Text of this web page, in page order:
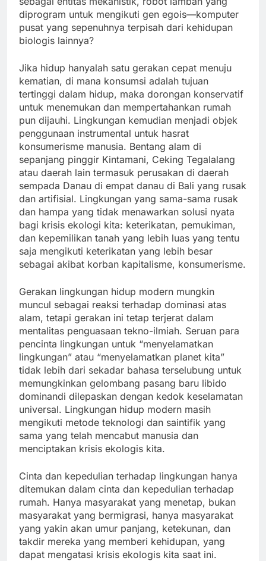
diprogram untuk mengikuti gen egois—komputer
pusat yang sepenuhnya terpisah dari kehidupan
biologis lainnya?
Jika hidup hanyalah satu gerakan cepat menuju
kematian, di mana konsumsi adalah tujuan
tertinggi dalam hidup, maka dorongan konservatif
untuk menemukan dan mempertahankan rumah
pun dijauhi. Lingkungan kemudian menjadi objek
penggunaan instrumental untuk hasrat
konsumerisme manusia. Bentang alam di
sepanjang pinggir Kintamani, Ceking Tegalalang
atau daerah lain termasuk perusakan di daerah
sempada Danau di empat danau di Bali yang rusak
dan artifisial. Lingkungan yang sama-sama rusak
dan hampa yang tidak menawarkan solusi nyata
bagi krisis ekologi kita: keterikatan, pemukiman,
dan kepemilikan tanah yang lebih luas yang tentu
saja mengikuti keterikatan yang lebih besar
sebagai akibat korban kapitalisme, konsumerisme.
Gerakan lingkungan hidup modern mungkin
muncul sebagai reaksi terhadap dominasi atas
alam, tetapi gerakan ini tetap terjerat dalam
mentalitas penguasaan tekno-ilmiah. Seruan para
pencinta lingkungan untuk “menyelamatkan
lingkungan” atau “menyelamatkan planet kita”
tidak lebih dari sekadar bahasa terselubung untuk
memungkinkan gelombang pasang baru libido
dominandi dilepaskan dengan kedok keselamatan
universal. Lingkungan hidup modern masih
mengikuti metode teknologi dan saintifik yang
sama yang telah mencabut manusia dan
menciptakan krisis ekologis kita.
Cinta dan kepedulian terhadap lingkungan hanya
ditemukan dalam cinta dan kepedulian terhadap
rumah. Hanya masyarakat yang menetap, bukan
masyarakat yang bermigrasi, hanya masyarakat
yang yakin akan umur panjang, ketekunan, dan
takdir mereka yang memberi kehidupan, yang
dapat mengatasi krisis ekologis kita saat ini.